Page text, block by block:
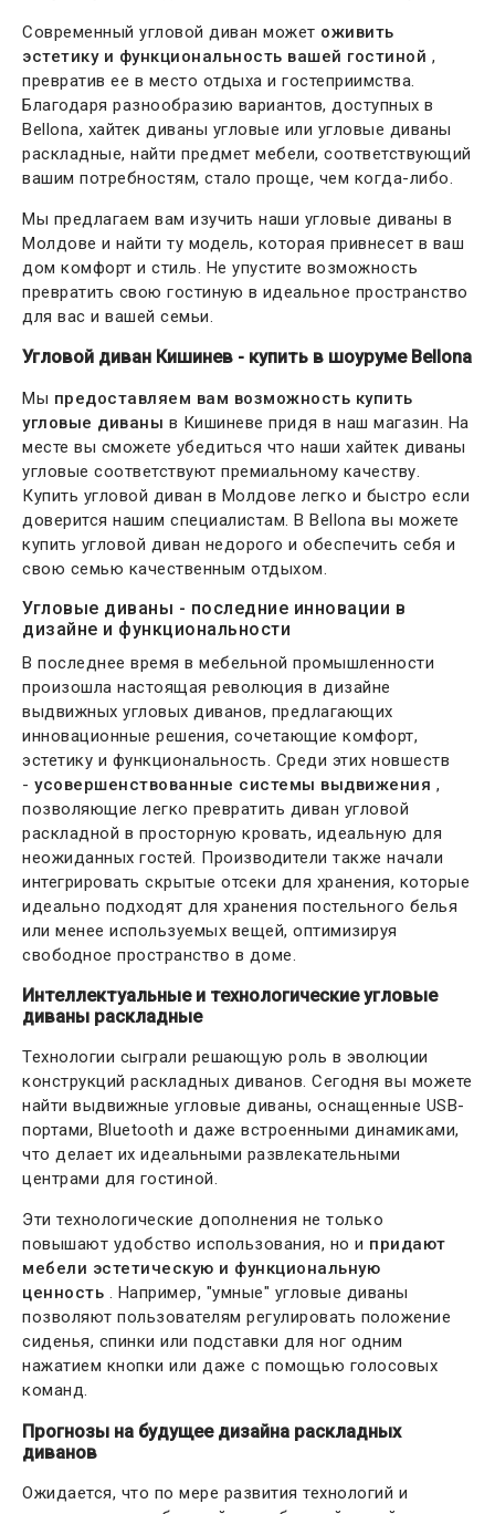
Современный угловой диван может оживить
эстетику и функциональность вашей гостиной ,
превратив ее в место отдыха и гостеприимства.
Благодаря разнообразию вариантов, доступных в
Bellona, хайтек диваны угловые или угловые диваны
раскладные, найти предмет мебели, соответствующий
вашим потребностям, стало проще, чем когда-либо.
Мы предлагаем вам изучить наши угловые диваны в
Молдове и найти ту модель, которая привнесет в ваш
дом комфорт и стиль. Не упустите возможность
превратить свою гостиную в идеальное пространство
для вас и вашей семьи.
Угловой диван Кишинев - купить в шоуруме Bellona
Мы предоставляем вам возможность купить
угловые диваны в Кишиневе придя в наш магазин. На
месте вы сможете убедиться что наши хайтек диваны
угловые соответствуют премиальному качеству.
Купить угловой диван в Молдове легко и быстро если
доверится нашим специалистам. В Bellona вы можете
купить угловой диван недорого и обеспечить себя и
свою семью качественным отдыхом.
Угловые диваны - последние инновации в
дизайне и функциональности
В последнее время в мебельной промышленности
произошла настоящая революция в дизайне
выдвижных угловых диванов, предлагающих
инновационные решения, сочетающие комфорт,
эстетику и функциональность. Среди этих новшеств
- усовершенствованные системы выдвижения ,
позволяющие легко превратить диван угловой
раскладной в просторную кровать, идеальную для
неожиданных гостей. Производители также начали
интегрировать скрытые отсеки для хранения, которые
идеально подходят для хранения постельного белья
или менее используемых вещей, оптимизируя
свободное пространство в доме.
Интеллектуальные и технологические угловые
диваны раскладные
Технологии сыграли решающую роль в эволюции
конструкций раскладных диванов. Сегодня вы можете
найти выдвижные угловые диваны, оснащенные USB-
портами, Bluetooth и даже встроенными динамиками,
что делает их идеальными развлекательными
центрами для гостиной.
Эти технологические дополнения не только
повышают удобство использования, но и придают
мебели эстетическую и функциональную
ценность . Например, "умные" угловые диваны
позволяют пользователям регулировать положение
сиденья, спинки или подставки для ног одним
нажатием кнопки или даже с помощью голосовых
команд.
Прогнозы на будущее дизайна раскладных
диванов
Ожидается, что по мере развития технологий и